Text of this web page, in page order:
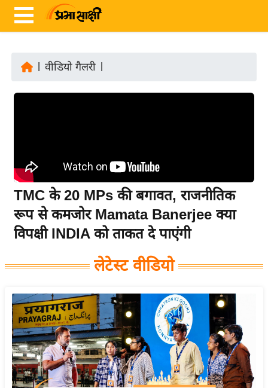
रा
ष्ट्री
य
अं
त
ष्ट्री
बि
ज़
ने
स
उ
द्यो
वीडियो गैलरी
TMC के 20 MPs की बगावत, राजनीतिक
रूप से कमजोर Mamata Banerjee क्या
विपक्षी INDIA को ताकत दे पाएंगी
लेटेस्ट वीडियो